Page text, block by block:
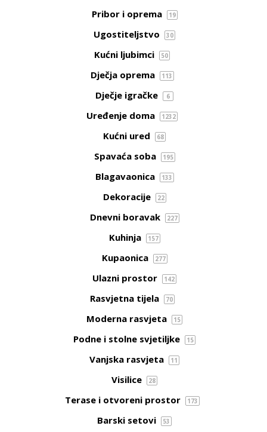
Pribor i oprema 19
Ugostiteljstvo 30
Kućni ljubimci 50
Dječja oprema 113
Dječje igračke 6
Uređenje doma 1232
Kućni ured 68
Spavaća soba 195
Blagavaonica 133
Dekoracije 22
Dnevni boravak 227
Kuhinja 157
Kupaonica 277
Ulazni prostor 142
Rasvjetna tijela 70
Moderna rasvjeta 15
Podne i stolne svjetiljke 15
Vanjska rasvjeta 11
Visilice 28
Terase i otvoreni prostor 173
Barski setovi 53